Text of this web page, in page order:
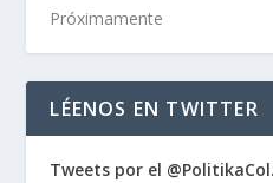
Próximamente
LÉENOS EN TWITTER
Tweets por el @PolitikaCol.